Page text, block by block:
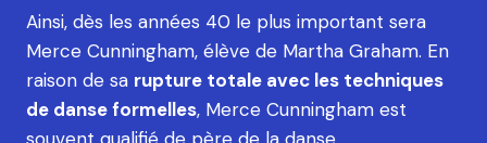
Ainsi, dès les années 40 le plus important sera
Merce Cunningham, élève de Martha Graham. En
raison de sa rupture totale avec les techniques
de danse formelles, Merce Cunningham est